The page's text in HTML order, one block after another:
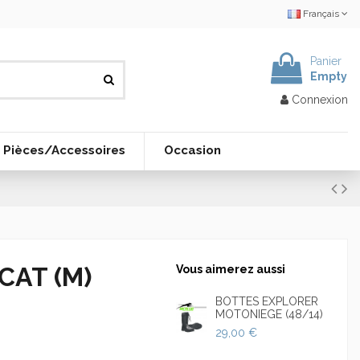
Français
Panier
Empty
Connexion
Pièces/Accessoires Occasion
(M) Vous aimerez aussi
BOTTES EXPLORER
MOTONIEGE (48/14)
29,00 €